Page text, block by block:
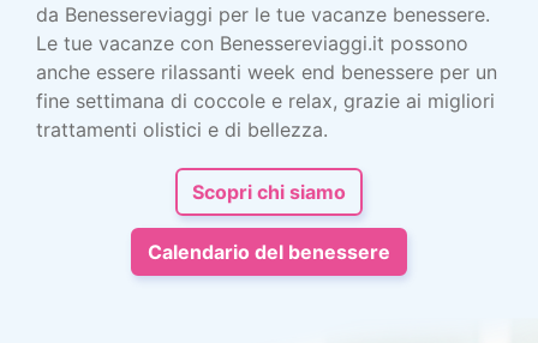
da Benessereviaggi per le tue vacanze benessere.
Le tue vacanze con Benessereviaggi.it possono
anche essere rilassanti week end benessere per un
fine settimana di coccole e relax, grazie ai migliori
trattamenti olistici e di bellezza.
Scopri chi siamo
Calendario del benessere